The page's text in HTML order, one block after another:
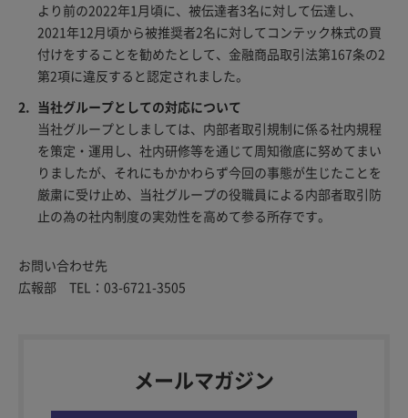
より前の2022年1月頃に、被伝達者3名に対して伝達し、
2021年12月頃から被推奨者2名に対してコンテック株式の買
付けをすることを勧めたとして、金融商品取引法第167条の2
第2項に違反すると認定されました。
当社グループとしての対応について
当社グループとしましては、内部者取引規制に係る社内規程
を策定・運用し、社内研修等を通じて周知徹底に努めてまい
りましたが、それにもかかわらず今回の事態が生じたことを
厳粛に受け止め、当社グループの役職員による内部者取引防
止の為の社内制度の実効性を高めて参る所存です。
お問い合わせ先
広報部 TEL：03-6721-3505
メールマガジン